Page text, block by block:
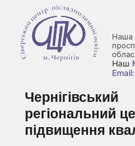
Наша
Наш
Чернігівський
регіональний
підвищення